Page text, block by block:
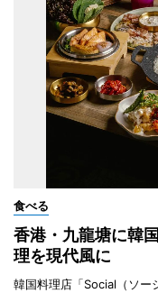
食べる
香港・九龍塘に韓
理を現代風に
韓国料理店「Social（ソー